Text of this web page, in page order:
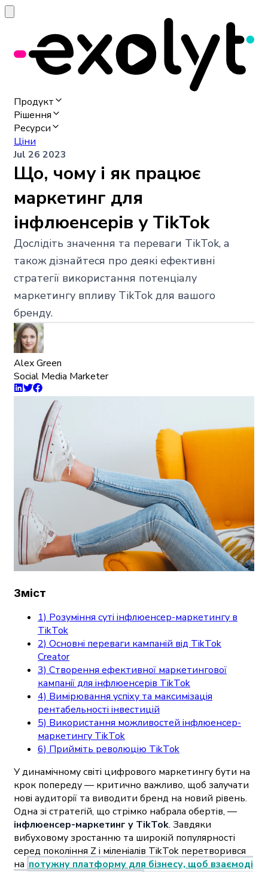
Продукт
Рішення
Ресурси
Ціни
Jul 26 2023
Що, чому і як працює
маркетинг для
інфлюенсерів у TikTok
Дослідіть значення та переваги TikTok, а
також дізнайтеся про деякі ефективні
стратегії використання потенціалу
маркетингу впливу TikTok для вашого
бренду.
Alex Green
Social Media Marketer
Зміст
1) Розуміння суті інфлюенсер-маркетингу в
TikTok
2) Основні переваги кампаній від TikTok
Creator
3) Створення ефективної маркетингової
кампанії для інфлюенсерів TikTok
4) Вимірювання успіху та максимізація
рентабельності інвестицій
5) Використання можливостей інфлюенсер-
маркетингу TikTok
6) Прийміть революцію TikTok
У динамічному світі цифрового маркетингу бути на
крок попереду — критично важливо, щоб залучати
нові аудиторії та виводити бренд на новий рівень.
Одна зі стратегій, що стрімко набрала обертів, —
інфлюенсер-маркетинг у TikTok. Завдяки
вибуховому зростанню та широкій популярності
серед покоління Z і міленіалів TikTok перетворився
на потужну платформу для бізнесу, щоб взаємоді